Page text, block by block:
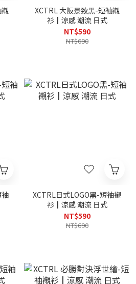
XCTRL 大阪景致黑-短袖襯
衫┃涼感 潮流 日式
NT$590
NT$690
XCTRL日式LOGO黑-短袖襯
衫┃涼感 潮流 日式
NT$590
NT$690